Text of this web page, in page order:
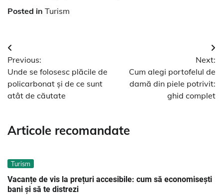
Posted in Turism
Navigare
în
articole
Previous:
Unde se folosesc plăcile de
policarbonat și de ce sunt
atât de căutate
Next:
Cum alegi portofelul de
damă din piele potrivit:
ghid complet
Articole recomandate
Turism
Vacanțe de vis la prețuri accesibile: cum să economisești
bani și să te distrezi